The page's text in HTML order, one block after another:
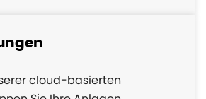
cloud-basierten